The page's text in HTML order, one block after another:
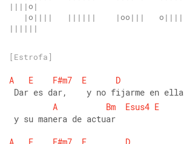
||||o|
||||||
[Estrofa]
A E F#m7 E
D
Dar es dar,    y no fijarme en ella
A
Bm Esus4 E
y su manera de actuar